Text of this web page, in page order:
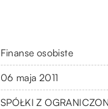
Finanse osobiste
06 maja 2011
SPÓŁKI Z